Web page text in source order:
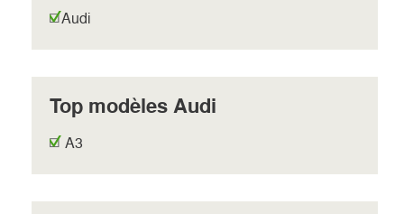
Audi
Top modèles Audi
A3